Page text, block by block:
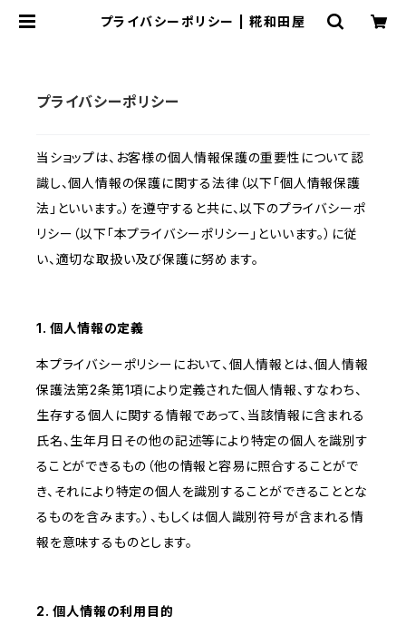
プライバシーポリシー | 糀和田屋
プライバシーポリシー
当ショップは、お客様の個人情報保護の重要性について認
識し、個人情報の保護に関する法律（以下「個人情報保護
法」といいます。）を遵守すると共に、以下のプライバシーポ
リシー（以下「本プライバシーポリシー」といいます。）に従
い、適切な取扱い及び保護に努めます。
1. 個人情報の定義
本プライバシーポリシーにおいて、個人情報とは、個人情報
保護法第2条第1項により定義された個人情報、すなわち、
生存する個人に関する情報であって、当該情報に含まれる
氏名、生年月日その他の記述等により特定の個人を識別す
ることができるもの（他の情報と容易に照合することがで
き、それにより特定の個人を識別することができることとな
るものを含みます。）、もしくは個人識別符号が含まれる情
報を意味するものとします。
2. 個人情報の利用目的